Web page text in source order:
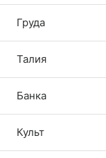
Груда
Талия
Банка
Культ